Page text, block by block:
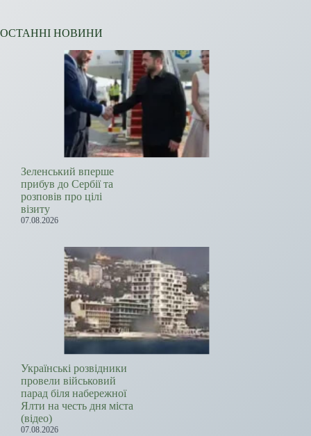
ОСТАННІ НОВИНИ
Зеленський вперше
прибув до Сербії та
розповів про цілі
візиту
07.08.2026
Українські розвідники
провели військовий
парад біля набережної
Ялти на честь дня міста
(відео)
07.08.2026